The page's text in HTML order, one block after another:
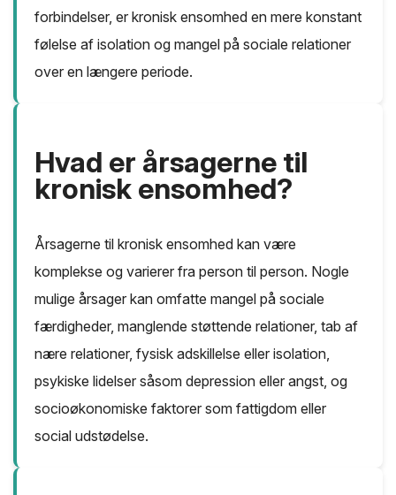
forbindelser, er kronisk ensomhed en mere konstant
følelse af isolation og mangel på sociale relationer
over en længere periode.
Hvad er årsagerne til
kronisk ensomhed?
Årsagerne til kronisk ensomhed kan være
komplekse og varierer fra person til person. Nogle
mulige årsager kan omfatte mangel på sociale
færdigheder, manglende støttende relationer, tab af
nære relationer, fysisk adskillelse eller isolation,
psykiske lidelser såsom depression eller angst, og
socioøkonomiske faktorer som fattigdom eller
social udstødelse.